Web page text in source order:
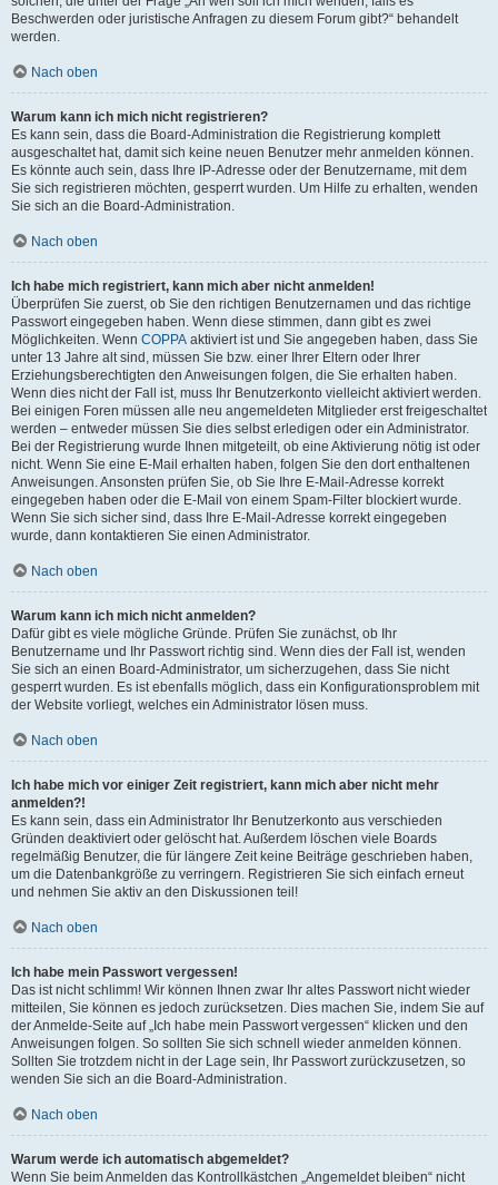
Beschwerden oder juristische Anfragen zu diesem Forum gibt?“ behandelt
werden.
Nach oben
Warum kann ich mich nicht registrieren?
Es kann sein, dass die Board-Administration die Registrierung komplett
ausgeschaltet hat, damit sich keine neuen Benutzer mehr anmelden können.
Es könnte auch sein, dass Ihre IP-Adresse oder der Benutzername, mit dem
Sie sich registrieren möchten, gesperrt wurden. Um Hilfe zu erhalten, wenden
Sie sich an die Board-Administration.
Nach oben
Ich habe mich registriert, kann mich aber nicht anmelden!
Überprüfen Sie zuerst, ob Sie den richtigen Benutzernamen und das richtige
Passwort eingegeben haben. Wenn diese stimmen, dann gibt es zwei
Möglichkeiten. Wenn COPPA aktiviert ist und Sie angegeben haben, dass Sie
unter 13 Jahre alt sind, müssen Sie bzw. einer Ihrer Eltern oder Ihrer
Erziehungsberechtigten den Anweisungen folgen, die Sie erhalten haben.
Wenn dies nicht der Fall ist, muss Ihr Benutzerkonto vielleicht aktiviert werden.
Bei einigen Foren müssen alle neu angemeldeten Mitglieder erst freigeschaltet
werden – entweder müssen Sie dies selbst erledigen oder ein Administrator.
Bei der Registrierung wurde Ihnen mitgeteilt, ob eine Aktivierung nötig ist oder
nicht. Wenn Sie eine E-Mail erhalten haben, folgen Sie den dort enthaltenen
Anweisungen. Ansonsten prüfen Sie, ob Sie Ihre E-Mail-Adresse korrekt
eingegeben haben oder die E-Mail von einem Spam-Filter blockiert wurde.
Wenn Sie sich sicher sind, dass Ihre E-Mail-Adresse korrekt eingegeben
wurde, dann kontaktieren Sie einen Administrator.
Nach oben
Warum kann ich mich nicht anmelden?
Dafür gibt es viele mögliche Gründe. Prüfen Sie zunächst, ob Ihr
Benutzername und Ihr Passwort richtig sind. Wenn dies der Fall ist, wenden
Sie sich an einen Board-Administrator, um sicherzugehen, dass Sie nicht
gesperrt wurden. Es ist ebenfalls möglich, dass ein Konfigurationsproblem mit
der Website vorliegt, welches ein Administrator lösen muss.
Nach oben
Ich habe mich vor einiger Zeit registriert, kann mich aber nicht mehr
anmelden?!
Es kann sein, dass ein Administrator Ihr Benutzerkonto aus verschieden
Gründen deaktiviert oder gelöscht hat. Außerdem löschen viele Boards
regelmäßig Benutzer, die für längere Zeit keine Beiträge geschrieben haben,
um die Datenbankgröße zu verringern. Registrieren Sie sich einfach erneut
und nehmen Sie aktiv an den Diskussionen teil!
Nach oben
Ich habe mein Passwort vergessen!
Das ist nicht schlimm! Wir können Ihnen zwar Ihr altes Passwort nicht wieder
mitteilen, Sie können es jedoch zurücksetzen. Dies machen Sie, indem Sie auf
der Anmelde-Seite auf „Ich habe mein Passwort vergessen“ klicken und den
Anweisungen folgen. So sollten Sie sich schnell wieder anmelden können.
Sollten Sie trotzdem nicht in der Lage sein, Ihr Passwort zurückzusetzen, so
wenden Sie sich an die Board-Administration.
Nach oben
Warum werde ich automatisch abgemeldet?
Wenn Sie beim Anmelden das Kontrollkästchen „Angemeldet bleiben“ nicht